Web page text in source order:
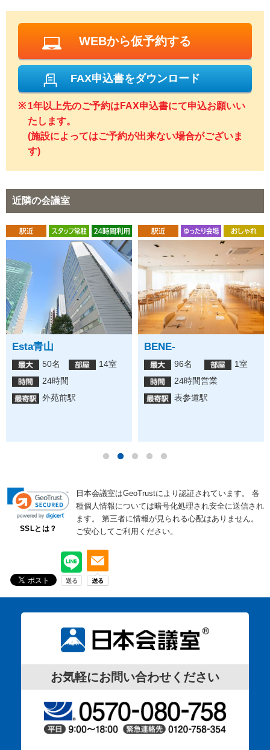
WEBから仮予約する
FAX申込書をダウンロード
1年以上先のご予約はFAX申込書にて申込お願いい
たします。
(施設によってはご予約が出来ない場合がございま
す)
近隣の会議室
BENE-
96名
1室
24時間営業
表参道駅
Regus 表参道フォレス
トヒルズビジネスセンタ
ー
SSLとは？
日本会議室はGeoTrustにより認証されています。
各
種個人情報については暗号化処理され安全に送信され
ます。
第三者に情報が見られる心配はありません。
ご安心してご利用ください。
お気軽にお問い合わせください